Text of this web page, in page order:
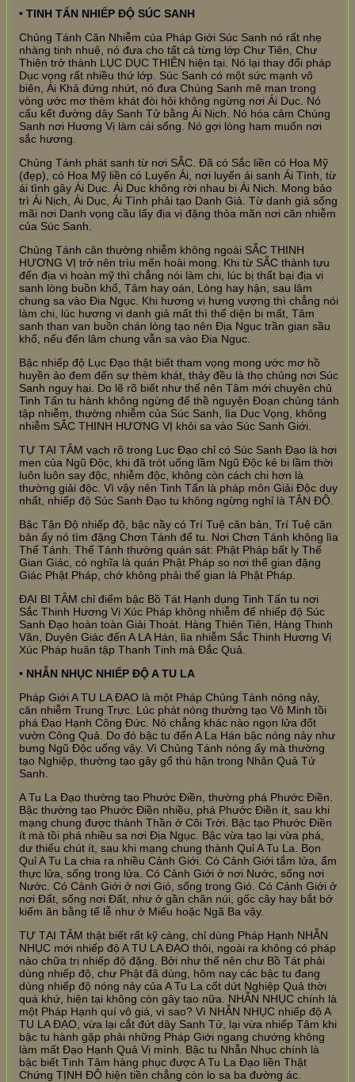
• TINH TẤN NHIẾP ĐỘ SÚC SANH
Chủng Tánh Căn Nhiễm của Pháp Giới Súc Sanh nó rất nhẹ
nhàng tinh nhuệ, nó đưa cho tất cả từng lớp Chư Tiên, Chư
Thiên trở thành LỤC DỤC THIÊN hiện tại. Nó lại thay đổi pháp
Dục vọng rất nhiều thứ lớp. Súc Sanh có một sức mạnh vô
biên, Ái Khả đứng nhứt, nó đưa Chúng Sanh mê man trong
vòng ước mơ thèm khát đòi hỏi không ngừng nơi Ái Dục. Nó
cấu kết đường dây Sanh Tử bằng Ái Nịch. Nó hóa cảm Chúng
Sanh nơi Hương Vị làm cái sống. Nó gợi lòng ham muốn nơi
sắc hương.
Chủng Tánh phát sanh từ nơi SẮC. Đã có Sắc liền có Hoa Mỹ
(đẹp), có Hoa Mỹ liền có Luyến Ái, nơi luyến ái sanh Ái Tình, từ
ái tình gây Ái Dục. Ái Dục không rời nhau bị Ái Nịch. Mong bảo
trì Ái Nịch, Ái Dục, Ái Tình phải tạo Danh Giả. Từ danh giả sống
mãi nơi Danh vọng cầu lấy địa vị đặng thỏa mãn nơi căn nhiễm
của Súc Sanh.
Chủng Tánh căn thường nhiễm không ngoài SẮC THINH
HƯƠNG VỊ trở nên trìu mến hoài mong. Khi từ SẮC thành tựu
đến địa vị hoàn mỹ thì chẳng nói làm chi, lúc bị thất bại địa vị
sanh lòng buồn khổ, Tâm hay oán, Lòng hay hận, sau lâm
chung sa vào Địa Ngục. Khi hương vị hưng vượng thì chẳng nói
làm chi, lúc hương vị danh giả mất thì thể diện bị mất, Tâm
sanh than van buồn chán lòng tạo nên Địa Ngục trần gian sầu
khổ, nếu đến lâm chung vẫn sa vào Địa Ngục.
Bậc nhiếp độ Lục Đạo thật biết tham vọng mong ước mơ hồ
huyền ảo đem đến sự thèm khát, thảy đều là thọ chủng nơi Súc
Sanh nguy hại. Do lẽ rõ biết như thế nên Tâm mới chuyên chủ
Tinh Tấn tu hành không ngừng để thề nguyện Đoạn chủng tánh
tập nhiễm, thường nhiễm của Súc Sanh, lìa Dục Vọng, không
nhiễm SẮC THINH HƯƠNG VỊ khỏi sa vào Súc Sanh Giới.
TỰ TẠI TÂM vạch rõ trong Lục Đạo chỉ có Súc Sanh Đạo là hơi
men của Ngũ Độc, khi đã trót uống lầm Ngũ Độc kẻ bị lầm thời
luôn luôn say độc, nhiễm độc, không còn cách chi hơn là
thường giải độc. Vì vậy nên Tinh Tấn là pháp môn Giải Độc duy
nhất, nhiếp độ Súc Sanh Đạo tu không ngừng nghỉ là TẬN ĐỘ.
Bậc Tận Độ nhiếp độ, bậc nầy có Trí Tuệ căn bản, Trí Tuệ căn
bản ấy nó tìm đặng Chơn Tánh để tu. Nơi Chơn Tánh không lìa
Thể Tánh. Thể Tánh thường quán sát: Phật Pháp bất ly Thế
Gian Giác, có nghĩa là quán Phật Pháp so nơi thế gian đặng
Giác Phật Pháp, chớ không phải thế gian là Phật Pháp.
ĐẠI BI TÂM chỉ điểm bậc Bồ Tát Hạnh dụng Tinh Tấn tu nơi
Sắc Thinh Hương Vị Xúc Pháp không nhiễm để nhiếp độ Súc
Sanh Đạo hoàn toàn Giải Thoát. Hàng Thiên Tiên, Hàng Thinh
Văn, Duyên Giác đến A LA Hán, lìa nhiễm Sắc Thinh Hương Vị
Xúc Pháp huân tập Thanh Tịnh mà Đắc Quả.
• NHẪN NHỤC NHIẾP ĐỘ A TU LA
Pháp Giới A TU LA ĐẠO là một Pháp Chủng Tánh nóng nảy,
căn nhiễm Trung Trực. Lúc phát nóng thường tạo Vô Minh tồi
phá Đạo Hạnh Công Đức. Nó chẳng khác nào ngọn lửa đốt
vườn Công Quả. Do đó bậc tu đến A La Hán bậc nóng nảy như
bưng Ngũ Độc uống vậy. Vì Chủng Tánh nóng ấy mà thường
tạo Nghiệp, thường tạo gây gổ thù hận trong Nhân Quả Tử
Sanh.
A Tu La Đạo thường tạo Phước Điền, thường phá Phước Điền.
Bậc thường tạo Phước Điền nhiều, phá Phước Điền ít, sau khi
mạng chung được thành Thần ở Cõi Trời. Bậc tạo Phước Điền
ít mà tồi phá nhiều sa nơi Địa Ngục. Bậc vừa tạo lại vừa phá,
dư thiếu chút ít, sau khi mạng chung thành Quỉ A Tu La. Bọn
Quỉ A Tu La chia ra nhiều Cảnh Giới. Có Cảnh Giới tắm lửa, ẩm
thực lửa, sống trong lửa. Có Cảnh Giới ở nơi Nước, sống nơi
Nước. Có Cảnh Giới ở nơi Gió, sống trong Gió. Có Cảnh Giới ở
nơi Đất, sống nơi Đất, như ở gần chân núi, gốc cây hay bắt bớ
kiếm ăn bằng tế lễ như ở Miếu hoặc Ngã Ba vậy.
TỰ TẠI TÂM thật biết rất kỹ càng, chỉ dùng Pháp Hạnh NHẪN
NHỤC mới nhiếp độ A TU LA ĐẠO thôi, ngoài ra không có pháp
nào chữa trị nhiếp độ đặng. Bởi như thế nên chư Bồ Tát phải
dùng nhiếp độ, chư Phật đã dùng, hôm nay các bậc tu đang
dùng nhiếp độ nóng nảy của A Tu La cốt dứt Nghiệp Quả thời
quá khứ, hiện tại không còn gây tạo nữa. NHẪN NHỤC chính là
một Pháp Hạnh quí vô giá, vì sao? Vì NHẪN NHỤC nhiếp độ A
TU LA ĐẠO, vừa lại cắt đứt dây Sanh Tử, lại vừa nhiếp Tâm khi
bậc tu hành gặp phải những Pháp Giới ngang chướng không
làm mất Đạo Hạnh Quả Vị mình. Bậc tu Nhẫn Nhục chính là
bậc biết Tịnh Tâm hàng phục được A Tu La Đạo liền Thật
Chứng TỊNH ĐỘ hiện tiền chẳng còn lo sa ba đường ác.